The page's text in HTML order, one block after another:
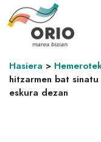
Hasiera >
hitzarmen bat
eskura dezan